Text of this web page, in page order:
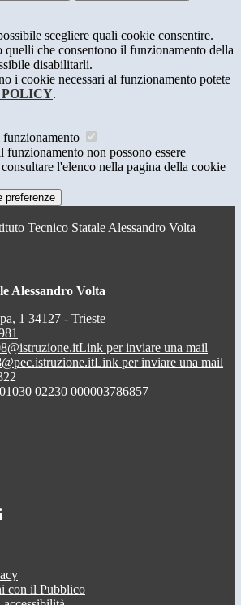
scegliere quali cookie consentire.
quelli che consentono il funzionamento della
disabilitarli.
i cookie necessari al funzionamento potete
.
funzionamento
funzionamento non possono essere
l'elenco nella pagina della cookie
preferenze
Tecnico Statale Alessandro Volta
Alessandro Volta
1 34127 - Trieste
Link per inviare una mail
Link per inviare una mail
02230 000003786857
con il Pubblico